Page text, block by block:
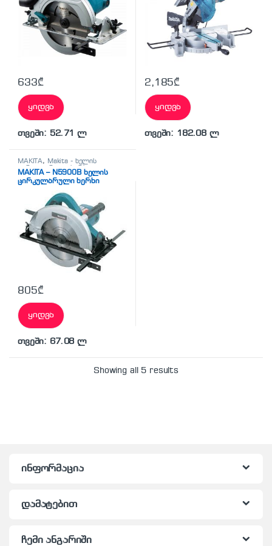
633₾
ყიდვა
თვეში: 52.71 ლ
2,185₾
ყიდვა
თვეში: 182.08 ლ
MAKITA, Makita - ხელის
ცირკულარული ხერხი
სხვადასხვა
MAKITA – N5900B ხელის
ცირკულარული ხერხი
805₾
ყიდვა
თვეში: 67.08 ლ
Showing all 5 results
ინფორმაცია
დამატებით
ჩემი ანგარიში